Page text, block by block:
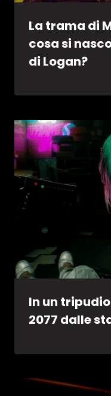
La trama di
cosa si
di Logan?
In un
2077 dalle